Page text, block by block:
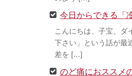
今日からできる「
こんにちは、子宝、ダ
下さい」という話が最
差を […]
のど痛におススメ